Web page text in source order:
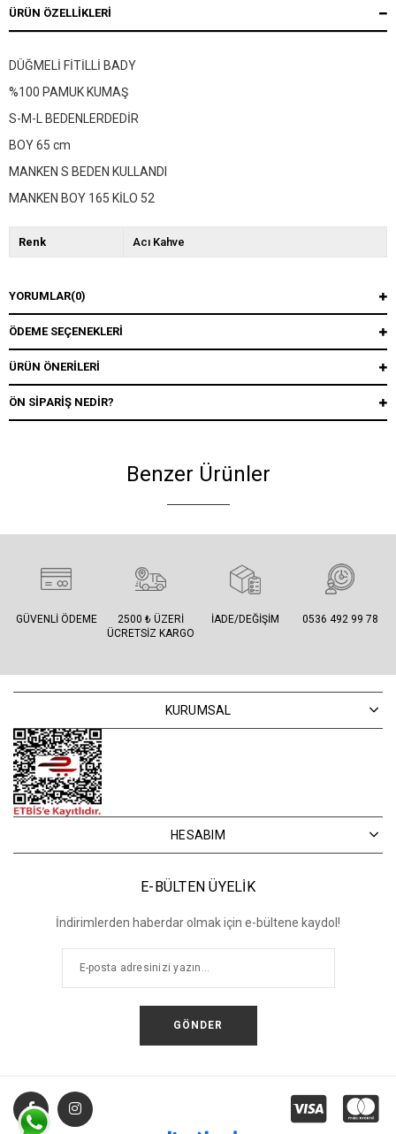
ÜRÜN ÖZELLIKLERI
DÜĞMELİ FİTİLLİ BADY
%100 PAMUK KUMAŞ
S-M-L BEDENLERDEDİR
BOY 65 cm
MANKEN S BEDEN KULLANDI
MANKEN BOY 165 KİLO 52
Renk Acı Kahve
YORUMLAR(0)
ÖDEME SEÇENEKLERI
ÜRÜN ÖNERILERI
ÖN SIPARIŞ NEDIR?
Benzer Ürünler
GÜVENLI ÖDEME
2500 ₺ ÜZERI
ÜCRETSIZ KARGO
İADE/DEĞIŞIM 0536 492 99 78
KURUMSAL
HESABIM
E-BÜLTEN ÜYELİK
İndirimlerden haberdar olmak için e-bültene kaydol!
GÖNDER